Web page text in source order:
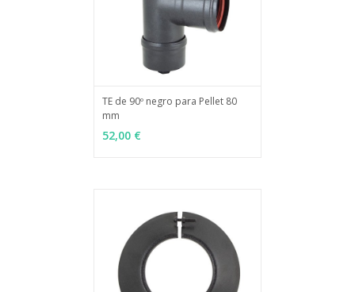
AÑADIR
TE de 90º negro para Pellet 80
mm
52,00 €